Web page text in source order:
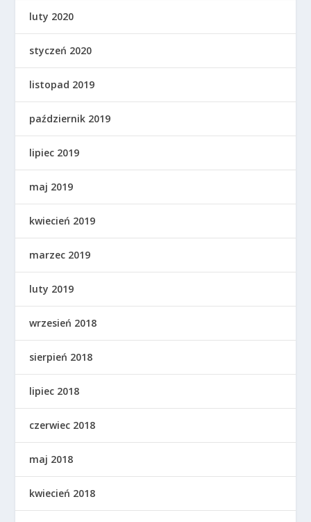
luty 2020
styczeń 2020
listopad 2019
październik 2019
lipiec 2019
maj 2019
kwiecień 2019
marzec 2019
luty 2019
wrzesień 2018
sierpień 2018
lipiec 2018
czerwiec 2018
maj 2018
kwiecień 2018